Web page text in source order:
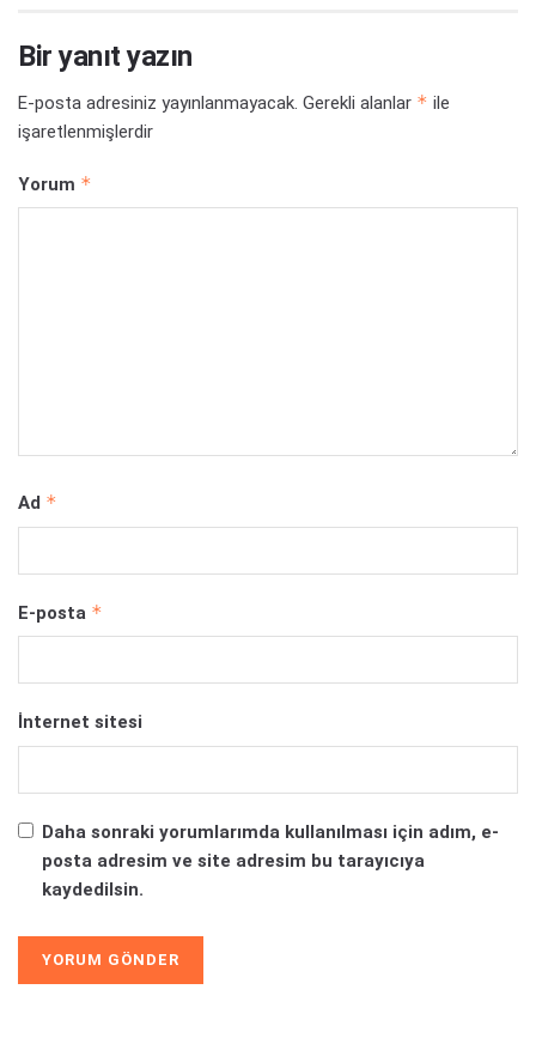
Bir yanıt yazın
E-posta adresiniz yayınlanmayacak. Gerekli alanlar * ile
işaretlenmişlerdir
Yorum *
Ad *
E-posta *
İnternet sitesi
Daha sonraki yorumlarımda kullanılması için adım, e-
posta adresim ve site adresim bu tarayıcıya
kaydedilsin.